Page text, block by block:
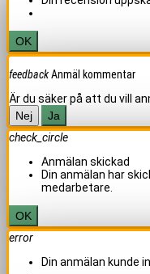
OK
feedbackAnmäl kommentar
Är du säker på att du vill
Nej
Ja
check_circle
Anmälan skickad
Din anmälan har
medarbetare.
OK
error
Din anmälan kunde